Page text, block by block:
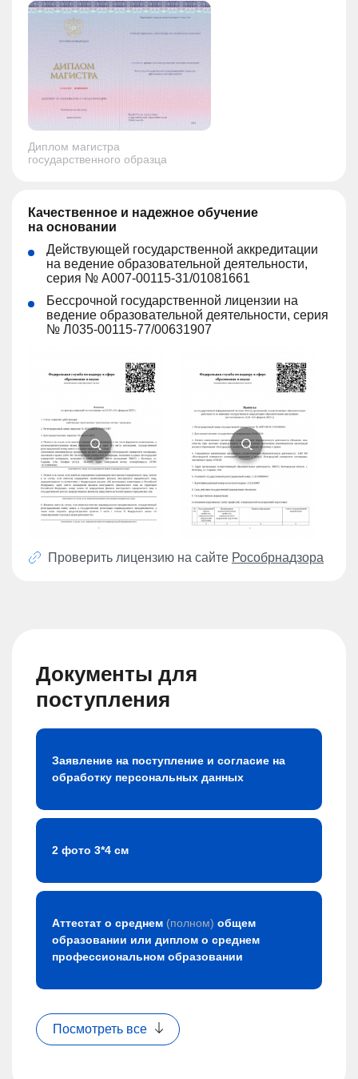
Диплом магистра
государственного образца
Качественное и надежное обучение
на основании
Действующей государственной аккредитации
на ведение образовательной деятельности,
серия № A007-00115-31/01081661
Бессрочной государственной лицензии на
ведение образовательной деятельности, серия
№ Л035-00115-77/00631907
Проверить лицензию на сайте Рособрнадзора
Документы для
поступления
Заявление на поступление и согласие на
обработку персональных данных
2 фото 3*4 см
Аттестат о среднем (полном) общем
образовании или диплом о среднем
профессиональном образовании
Посмотреть все